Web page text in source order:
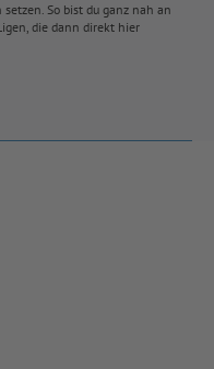
So bist du ganz nah an
die dann direkt hier